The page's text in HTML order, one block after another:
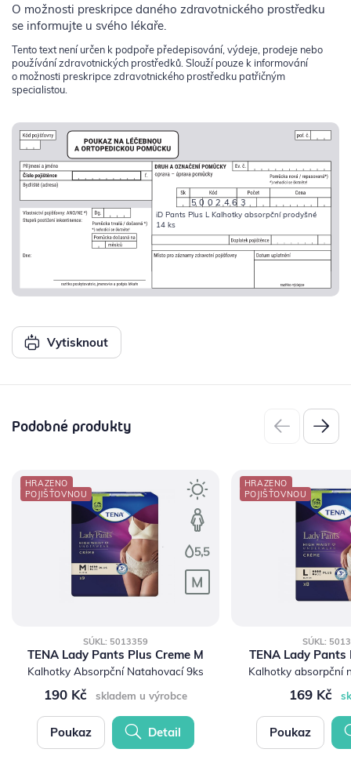
O možnosti preskripce daného zdravotnického prostředku
se informujte u svého lékaře.
Tento text není určen k podpoře předepisování, výdeje, prodeje nebo
používání zdravotnických prostředků. Slouží pouze k informování
o možnosti preskripce zdravotnického prostředku patřičným
specialistou.
5002463
iD Pants Plus L Kalhotky absorpční prodyšné
14 ks
Vytisknout
Podobné produkty
HRAZENO
POJIŠŤOVNOU
SÚKL: 5013359
TENA Lady Pants Plus Creme M
Kalhotky Absorpční Natahovací 9ks
190 Kč skladem u výrobce
Poukaz Detail
HRAZENO
POJIŠŤOVNOU
SÚKL:
TENA Lady Pants
Kalhotky absorpční
169 Kč
Poukaz